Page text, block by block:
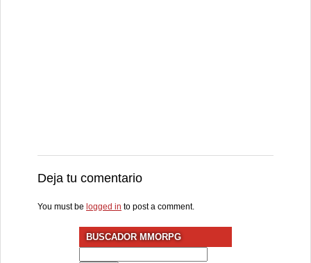
Deja tu comentario
You must be logged in to post a comment.
BUSCADOR MMORPG